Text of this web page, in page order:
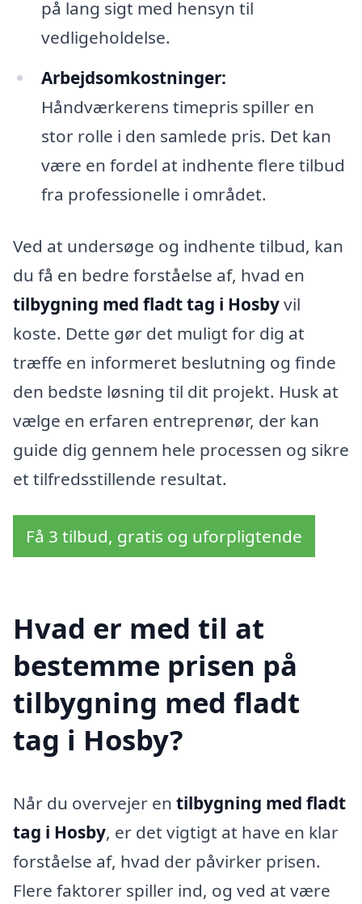
på lang sigt med hensyn til
vedligeholdelse.
Arbejdsomkostninger:
Håndværkerens timepris spiller en
stor rolle i den samlede pris. Det kan
være en fordel at indhente flere tilbud
fra professionelle i området.
Ved at undersøge og indhente tilbud, kan
du få en bedre forståelse af, hvad en
tilbygning med fladt tag i Hosbyvil
koste. Dette gør det muligt for dig at
træffe en informeret beslutning og finde
den bedste løsning til dit projekt. Husk at
vælge en erfaren entreprenør, der kan
guide dig gennem hele processen og sikre
et tilfredsstillende resultat.
Få 3 tilbud, gratis og uforpligtende
Hvad er med til at
bestemme prisen på
tilbygning med fladt
tag i Hosby?
Når du overvejer en tilbygning med fladt
tag i Hosby, er det vigtigt at have en klar
forståelse af, hvad der påvirker prisen.
Flere faktorer spiller ind, og ved at være